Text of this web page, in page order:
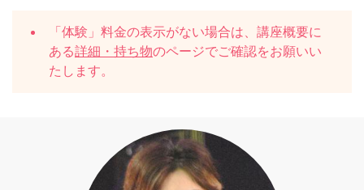
「体験」料金の表示がない場合は、講座概要に
ある詳細・持ち物のページでご確認をお願いい
たします。